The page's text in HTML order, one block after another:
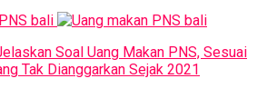
Soal Uang Makan PNS, Sesuai
Tak Dianggarkan Sejak 2021